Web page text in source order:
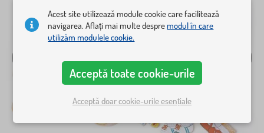
Acest site utilizează module cookie care facilitează
navigarea. Aflați mai multe despremodul în care
utilizăm modulele cookie.
Acceptă toate cookie-urile
Acceptă doar cookie-urile esențiale